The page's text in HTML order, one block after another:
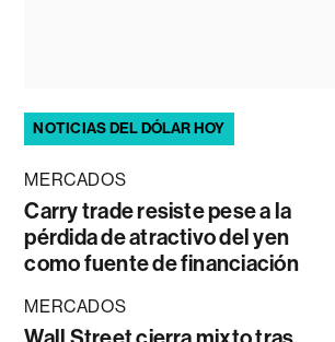
NOTICIAS DEL DÓLAR HOY
MERCADOS
Carry trade resiste pese a la
pérdida de atractivo del yen
como fuente de financiación
MERCADOS